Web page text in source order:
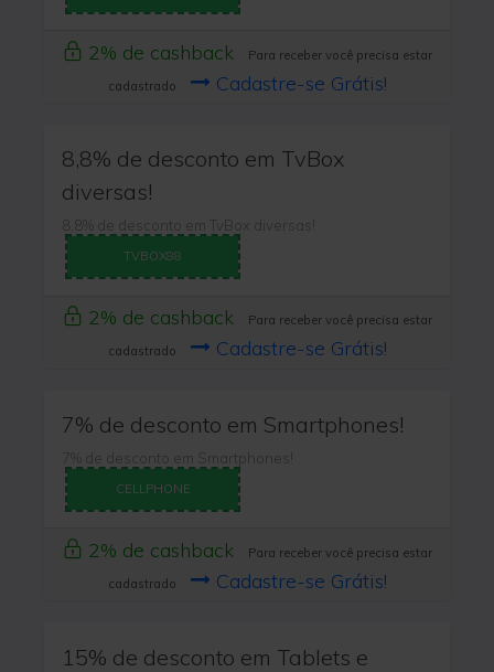
2% de cashback
Para receber você precisa estar
cadastrado
Cadastre-se Grátis!
8,8% de desconto em TvBox
diversas!
8,8% de desconto em TvBox diversas!
TVBOX88
2% de cashback
Para receber você precisa estar
cadastrado
Cadastre-se Grátis!
7% de desconto em Smartphones!
7% de desconto em Smartphones!
CELLPHONE
2% de cashback
Para receber você precisa estar
cadastrado
Cadastre-se Grátis!
15% de desconto em Tablets e